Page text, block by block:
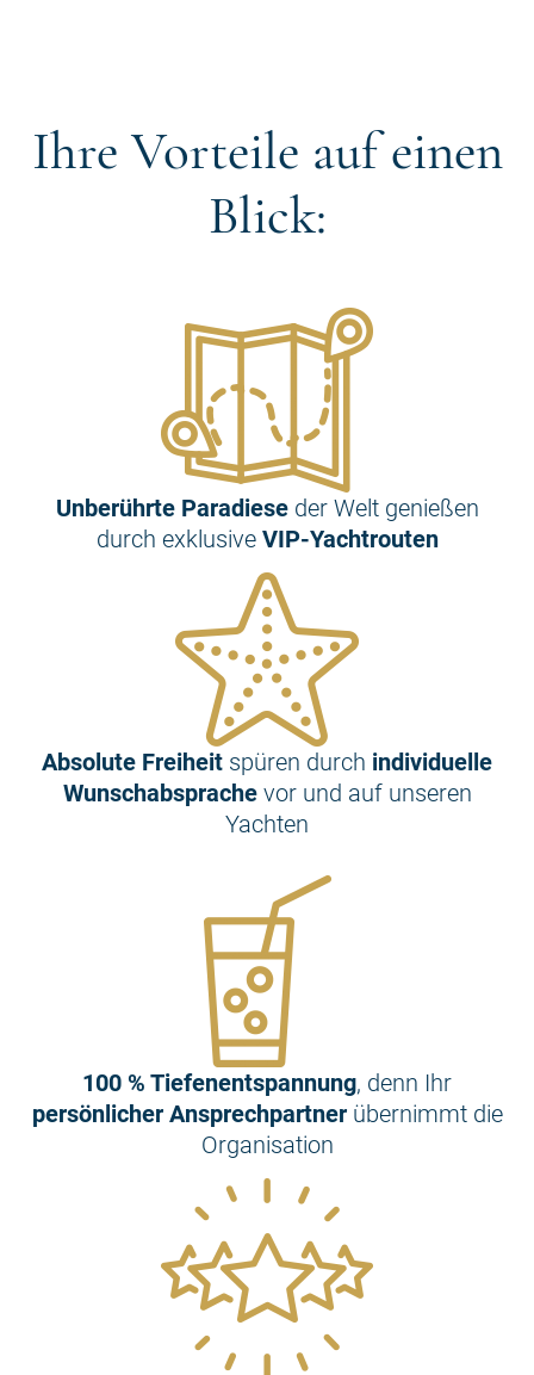
Ihre Vorteile auf einen
Blick:
Unberührte Paradieseder Welt genießen
durch exklusive VIP-Yachtrouten
Absolute Freiheit spüren durch individuelle
Wunschabsprachevor und auf unseren
Yachten
100 % Tiefenentspannung, denn Ihr
persönlicher Ansprechpartner übernimmt die
Organisation